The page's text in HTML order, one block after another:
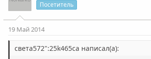
т
н
т
Посетитель
19 Май 2014
света572":25k465ca написал(а):